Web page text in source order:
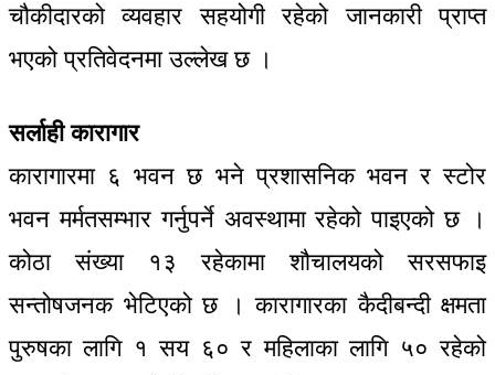
चौकीदारको व्यवहार सहयोगी रहेको जानकारी प्राप्त
भएको प्रतिवेदनमा उल्लेख छ ।
सर्लाही कारागार
कारागारमा ६ भवन छ भने प्रशासनिक भवन र स्टोर
भवन मर्मतसम्भार गर्नुपर्ने अवस्थामा रहेको पाइएको छ ।
कोठा संख्या १३ रहेकामा शौचालयको सरसफाइ
सन्तोषजनक भेटिएको छ । कारागारका कैदीबन्दी क्षमता
पुरुषका लागि १ सय ६० र महिलाका लागि ५० रहेको